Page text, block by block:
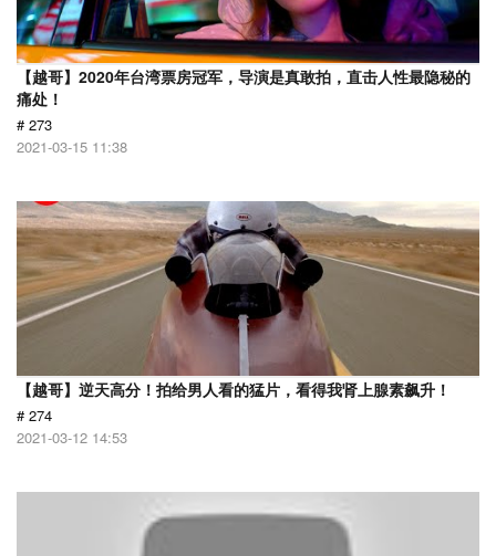
【越哥】2020年台湾票房冠军，导演是真敢拍，直击人性最隐秘的
痛处！
# 273
2021-03-15 11:38
【越哥】逆天高分！拍给男人看的猛片，看得我肾上腺素飙升！
# 274
2021-03-12 14:53